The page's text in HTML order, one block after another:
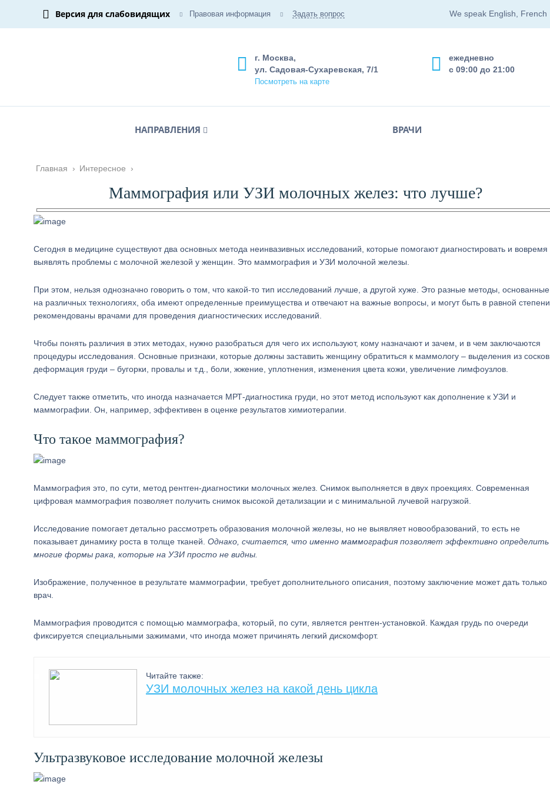
Версия для слабовидящих Правовая информация Задать вопрос We speak English, French
ежедневно
с 09:00 до 21:00
г. Москва,
ул. Садовая-Сухаревская, 7/1
Посмотреть на карте
НАПРАВЛЕНИЯ ВРАЧИ
Главная › Интересное ›
Маммография или УЗИ молочных желез: что лучше?
Сегодня в медицине существуют два основных метода неинвазивных исследований, которые помогают диагностировать и вовремя
выявлять проблемы с молочной железой у женщин. Это маммография и УЗИ молочной железы.
При этом, нельзя однозначно говорить о том, что какой-то тип исследований лучше, а другой хуже. Это разные методы, основанные
на различных технологиях, оба имеют определенные преимущества и отвечают на важные вопросы, и могут быть в равной степени
рекомендованы врачами для проведения диагностических исследований.
Чтобы понять различия в этих методах, нужно разобраться для чего их используют, кому назначают и зачем, и в чем заключаются
процедуры исследования. Основные признаки, которые должны заставить женщину обратиться к маммологу – выделения из сосков,
деформация груди – бугорки, провалы и т.д., боли, жжение, уплотнения, изменения цвета кожи, увеличение лимфоузлов.
Следует также отметить, что иногда назначается МРТ-диагностика груди, но этот метод используют как дополнение к УЗИ и
маммографии. Он, например, эффективен в оценке результатов химиотерапии.
Что такое маммография?
Маммография это, по сути, метод рентген-диагностики молочных желез. Снимок выполняется в двух проекциях. Современная
цифровая маммография позволяет получить снимок высокой детализации и с минимальной лучевой нагрузкой.
Исследование помогает детально рассмотреть образования молочной железы, но не выявляет новообразований, то есть не
показывает динамику роста в толще тканей. Однако, считается, что именно маммография позволяет эффективно определить
многие формы рака, которые на УЗИ просто не видны.
Изображение, полученное в результате маммографии, требует дополнительного описания, поэтому заключение может дать только
врач.
Маммография проводится с помощью маммографа, который, по сути, является рентген-установкой. Каждая грудь по очереди
фиксируется специальными зажимами, что иногда может причинять легкий дискомфорт.
Читайте также:
УЗИ молочных желез на какой день цикла
Ультразвуковое исследование молочной железы